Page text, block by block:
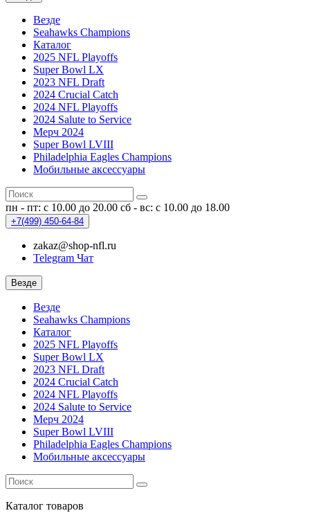
Везде
Seahawks Champions
Каталог
2025 NFL Playoffs
Super Bowl LX
2023 NFL Draft
2024 Crucial Catch
2024 NFL Playoffs
2024 Salute to Service
Мерч 2024
Super Bowl LVIII
Philadelphia Eagles Champions
Мобильные аксессуары
пн - пт: с 10.00 до 20.00 сб - вс: с 10.00 до 18.00
+7(499) 450-64-84
zakaz@shop-nfl.ru
Telegram Чат
Везде
Везде
Seahawks Champions
Каталог
2025 NFL Playoffs
Super Bowl LX
2023 NFL Draft
2024 Crucial Catch
2024 NFL Playoffs
2024 Salute to Service
Мерч 2024
Super Bowl LVIII
Philadelphia Eagles Champions
Мобильные аксессуары
Каталог товаров